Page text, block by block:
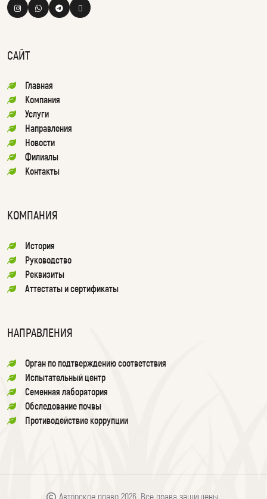
САЙТ
Главная
Компания
Услуги
Направления
Новости
Филиалы
Контакты
КОМПАНИЯ
История
Руководство
Реквизиты
Аттестаты и сертификаты
НАПРАВЛЕНИЯ
Орган по подтверждению соответствия
Испытательный центр
Семенная лаборатория
Обследование почвы
Противодействие коррупции
Авторское право 2026. Все права защищены.